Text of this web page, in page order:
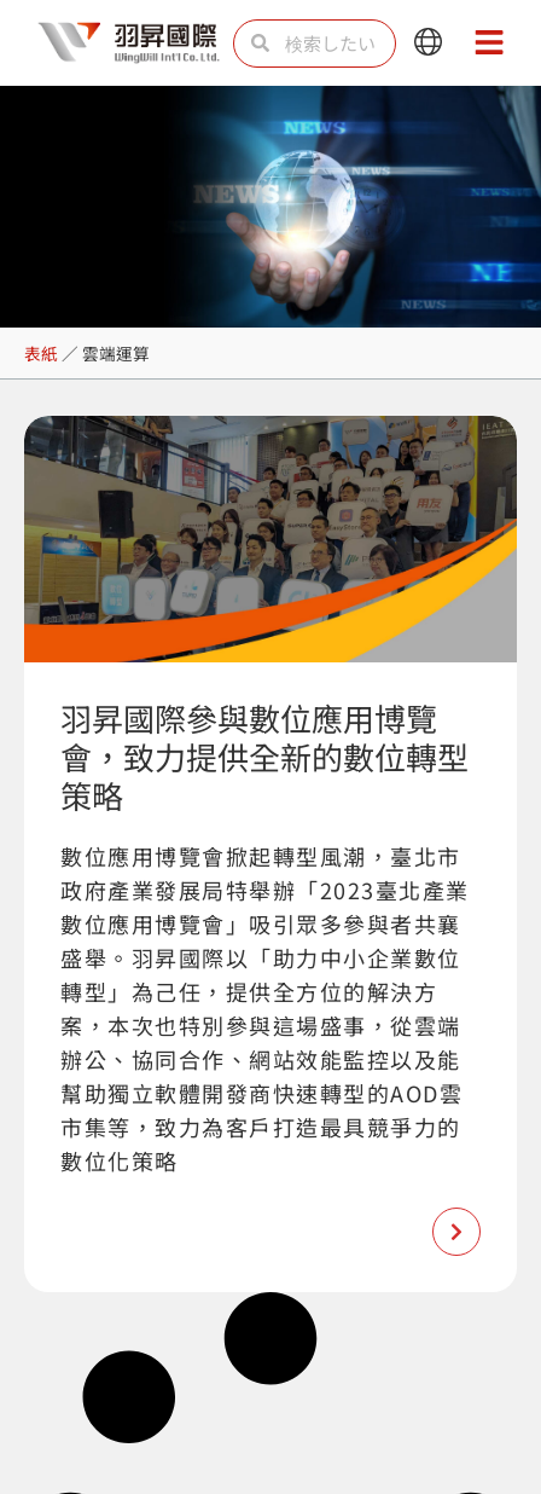
を
検
索 索
Main
Menu
Main
Menu
雲端運算
表紙 ／ 雲端運算
羽昇國際參與數位應用博覽
會，致力提供全新的數位轉型
策略
數位應用博覽會掀起轉型風潮，臺北市
政府產業發展局特舉辦「2023臺北產業
數位應用博覽會」吸引眾多參與者共襄
盛舉。羽昇國際以「助力中小企業數位
轉型」為己任，提供全方位的解決方
案，本次也特別參與這場盛事，從雲端
辦公、協同合作、網站效能監控以及能
幫助獨立軟體開發商快速轉型的AOD雲
市集等，致力為客戶打造最具競爭力的
數位化策略